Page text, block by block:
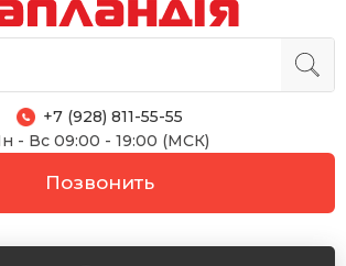
+7 (928) 811-55-55
- Вс 09:00 - 19:00 (МСК)
Позвонить